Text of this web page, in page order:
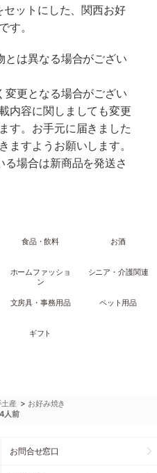
セットにした、関西お好
す。
とは異なる場合がござい
変更となる場合がござい
内容に関しましても変更
す。お手元に届きました
ますようお願いします。
場合は新商品を発送さ
食品・飲料 お酒
ホームファッショ
ン
シニア・介護関連
文房具・事務用品 ペット用品
ギフト
産 > お好み焼き
人前
お問合せ窓口